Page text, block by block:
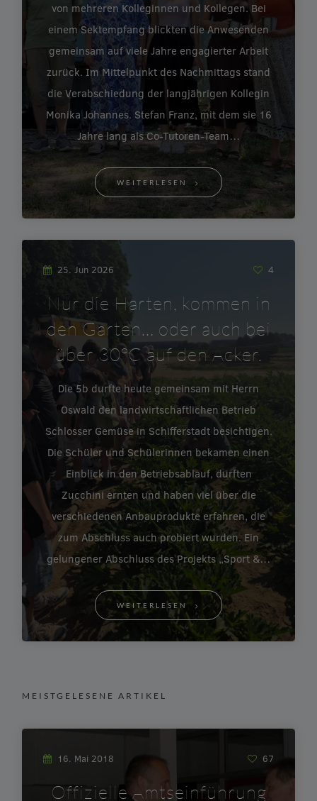
von mehreren Kolleginnen und Kollegen. Bei
einem Sektempfang blickten die Anwesenden
gemeinsam auf viele Jahre engagierter Arbeit
zurück. Im Mittelpunkt des Nachmittags stand
die Verabschiedung der langjährigen Kollegin
Monika Johannes. Stefan Franz, mit dem sie 16
Jahre lang als Co-Tutoren-Team…
WEITERLESEN
25. Jun 2026 4
Nur die Harten, kommen in
den Garten… oder auch bei
über 30°C auf den Acker.
Die 5b durfte heute gemeinsam mit Herrn
Oswald den landwirtschaftlichen Betrieb
Schlosser Gemüse in Schifferstadt besichtigen.
Die Schüler und Schülerinnen bekamen einen
Einblick in den Betriebsablauf, durften
Zucchini ernten und haben viel über die
verschiedenen Anbauprodukte erfahren, die
zum Abschluss auch probiert wurden. Ein
gelungener Abschluss des Projekts „Sport &…
WEITERLESEN
MEISTGELESENE ARTIKEL
16. Mai 2018 67
Offizielle Amtseinführung